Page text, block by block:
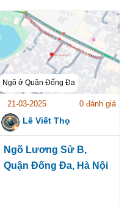
Ngõ ở Quận Đống Đa
21-03-2025 0 đánh giá
Lê Viết Thọ
Ngõ Lương Sử B,
Quận Đống Đa, Hà Nội